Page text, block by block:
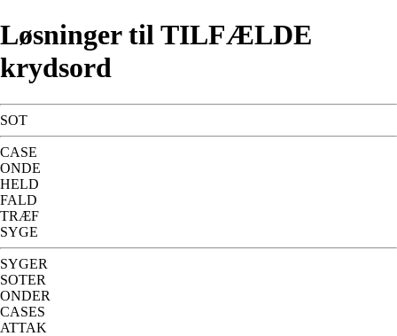
Løsninger til TILFÆLDE
krydsord
SOT
CASE
ONDE
HELD
FALD
TRÆF
SYGE
SYGER
SOTER
ONDER
CASES
ATTAK